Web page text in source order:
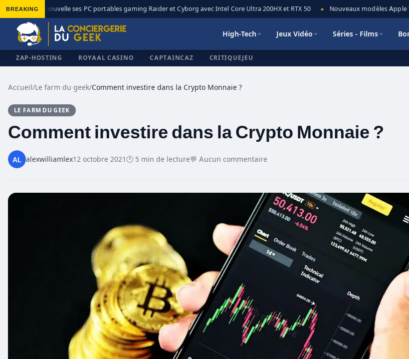
BREAKING
◆ MSI renouvelle ses PC portables gaming Raider et Cyborg avec Intel Core Ultra 200HX et RTX 50 Nouveaux modèles Apple
High-Tech Jeux Vidéo Séries - Films
ZAP-HOSTING ROYAAL CASINO CAPTAINCAZ CRITIQUEJEU
Accueil/Le farm du geek/Comment investire dans la Crypto Monnaie ?
LE FARM DU GEEK
Comment investire dans la Crypto Monnaie ?
alexwilliamlex12 octobre 2021🕐 5 min de lecture💬 Aucun commentaire